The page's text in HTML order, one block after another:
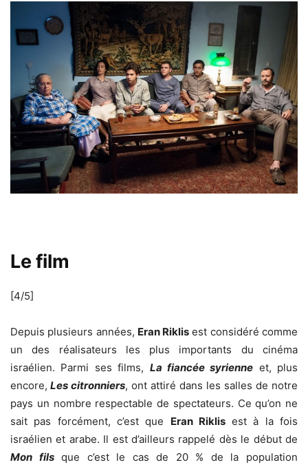
Le film
[4/5]
Depuis plusieurs années, Eran Riklis est considéré comme
un des réalisateurs les plus importants du cinéma
israélien. Parmi ses films, La fiancée syrienne et, plus
encore, Les citronniers, ont attiré dans les salles de notre
pays un nombre respectable de spectateurs. Ce qu’on ne
sait pas forcément, c’est que Eran Riklisest à la fois
israélien et arabe. Il est d’ailleurs rappelé dès le début de
Mon filsque c’est le cas de 20 % de la population